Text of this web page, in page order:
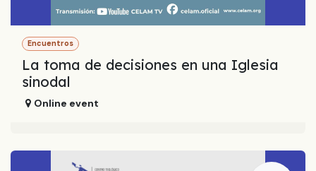
Encuentros
La toma de decisiones en una Iglesia
sinodal
Online event